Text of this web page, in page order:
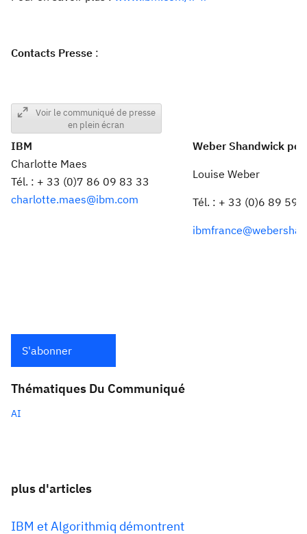
Contacts Presse :
Voir le communiqué de presse
en plein écran
IBM
Charlotte Maes
Tél. : + 33 (0)7 86 09 83 33
charlotte.maes@ibm.com
Weber Shandwick
Louise Weber
Tél. : + 33 (0)6 89 59
S'abonner
Thématiques Du Communiqué
AI
plus d'articles
IBM et Algorithmiq démontrent